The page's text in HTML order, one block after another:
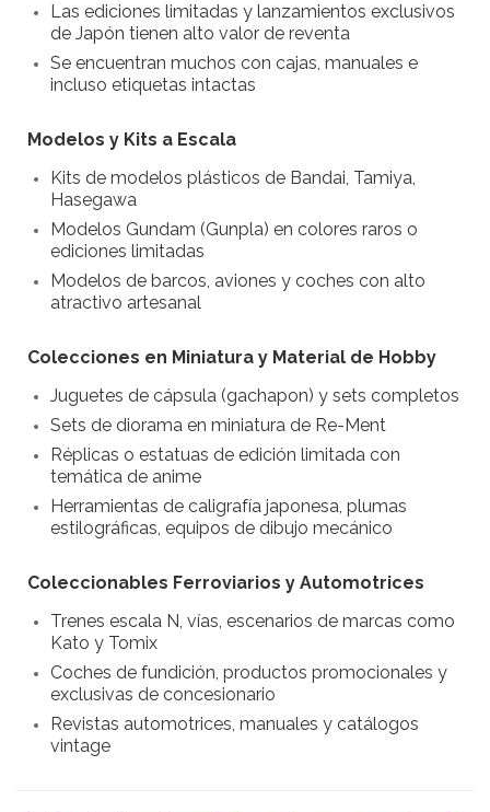
Las ediciones limitadas y lanzamientos exclusivos
de Japón tienen alto valor de reventa
Se encuentran muchos con cajas, manuales e
incluso etiquetas intactas
Modelos y Kits a Escala
Kits de modelos plásticos de Bandai, Tamiya,
Hasegawa
Modelos Gundam (Gunpla) en colores raros o
ediciones limitadas
Modelos de barcos, aviones y coches con alto
atractivo artesanal
Colecciones en Miniatura y Material de Hobby
Juguetes de cápsula (gachapon) y sets completos
Sets de diorama en miniatura de Re-Ment
Réplicas o estatuas de edición limitada con
temática de anime
Herramientas de caligrafía japonesa, plumas
estilográficas, equipos de dibujo mecánico
Coleccionables Ferroviarios y Automotrices
Trenes escala N, vías, escenarios de marcas como
Kato y Tomix
Coches de fundición, productos promocionales y
exclusivas de concesionario
Revistas automotrices, manuales y catálogos
vintage